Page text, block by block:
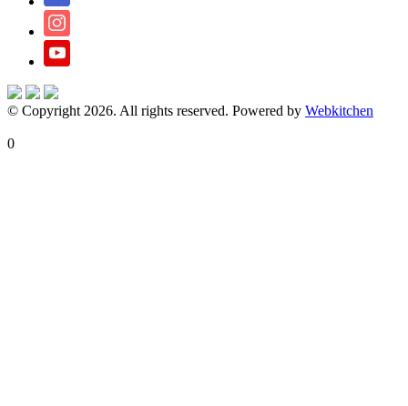
© Copyright 2026. All rights reserved. Powered by Webkitchen
0